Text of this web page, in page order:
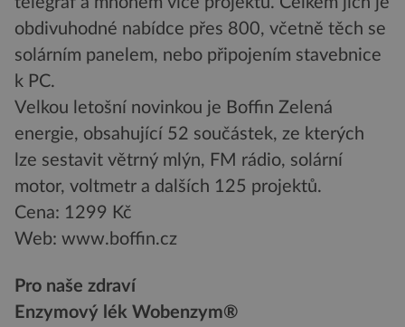
obdivuhodné nabídce přes 800, včetně těch se
solárním panelem, nebo připojením stavebnice
k PC.
Velkou letošní novinkou je Boffin Zelená
energie, obsahující 52 součástek, ze kterých
lze sestavit větrný mlýn, FM rádio, solární
motor, voltmetr a dalších 125 projektů.
Cena: 1299 Kč
Web: www.boffin.cz
Pro naše zdraví
Enzymový lék Wobenzym®